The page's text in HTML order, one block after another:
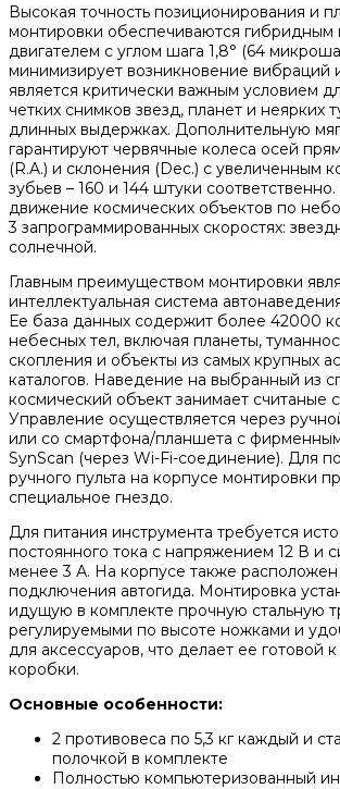
Высокая точность позиционирования и
монтировки обеспечиваются гибридным
двигателем с углом шага 1,8° (64
минимизирует возникновение вибраций
является критически важным условием
четких снимков звезд, планет и неярких
длинных выдержках. Дополнительную
гарантируют червячные колеса осей
(R.A.) и склонения (Dec.) с увеличенным
зубьев – 160 и 144 штуки
движение космических объектов по
3 запрограммированных скоростях:
солнечной.
Главным преимуществом монтировки
интеллектуальная система
Ее база данных содержит более 42000
небесных тел, включая планеты,
скопления и объекты из самых крупных
каталогов. Наведение на выбранный из
космический объект занимает считаные
Управление осуществляется через
или со смартфона/планшета с
SynScan (через Wi-Fi-соединение). Для
ручного пульта на корпусе монтировки
специальное гнездо.
Для питания инструмента требуется
постоянного тока с напряжением 12 В и
менее 3 А. На корпусе также расположен
подключения автогида. Монтировка
идущую в комплекте прочную стальную
регулируемыми по высоте ножками и
для аксессуаров, что делает ее готовой
коробки.
Основные особенности:
2 противовеса по 5,3 кг каждый и
полочкой в комплекте
Полностью компьютеризованный